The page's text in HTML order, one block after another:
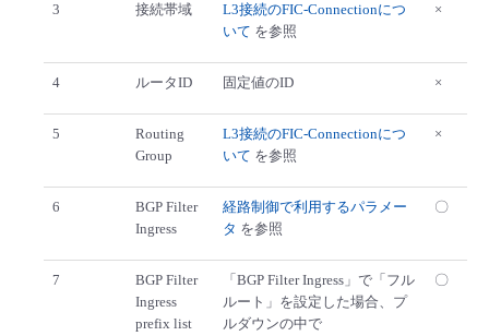
3 接続帯域
L3接続のFIC-Connectionにつ
いて を参照
×
4 ルータID 固定値のID ×
5
Routing
Group
L3接続のFIC-Connectionにつ
いて を参照
×
6
BGP Filter
Ingress
経路制御で利用するパラメー
タ を参照
〇
7
BGP Filter
Ingress
prefix list
「BGP Filter Ingress」で「フル
ルート」を設定した場合、プ
ルダウンの中で
〇